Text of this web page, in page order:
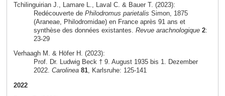
Tchilinguirian J., Lamare L., Laval C. & Bauer T. (2023):
Redécouverte de Philodromus parietalis Simon, 1875
(Araneae, Philodromidae) en France après 91 ans et
synthèse des données existantes. Revue arachnologique 2:
23-29
Verhaagh M. & Höfer H. (2023):
Prof. Dr. Ludwig Beck † 9. August 1935 bis 1. Dezember
2022. Carolinea 81, Karlsruhe: 125-141
2022